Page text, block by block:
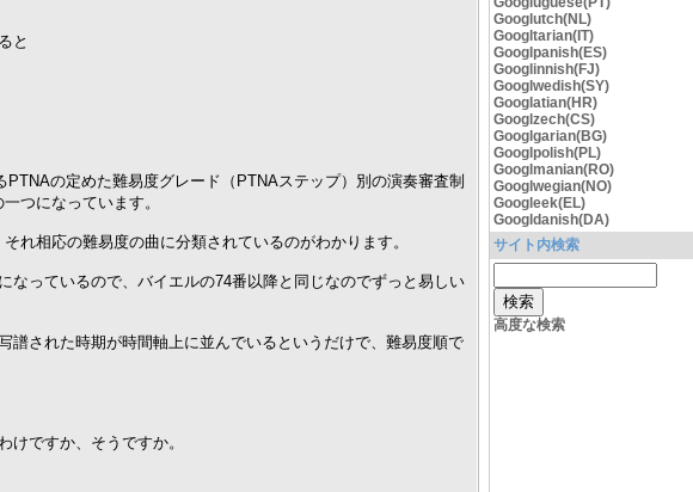
と
の定めた難易度グレード（PTNAステップ）別の演奏審査制
つになっています。
れ相応の難易度の曲に分類されているのがわかります。
なっているので、バイエルの74番以降と同じなのでずっと易しい
譜された時期が時間軸上に並んでいるというだけで、難易度順で
けですか、そうですか。
Googlutch(NL)
Googltarian(IT)
Googlpanish(ES)
Googlinnish(FJ)
Googlwedish(SY)
Googlatian(HR)
Googlzech(CS)
Googlgarian(BG)
Googlpolish(PL)
Googlmanian(RO)
Googlwegian(NO)
Googleek(EL)
Googldanish(DA)
サイト内検索
高度な検索